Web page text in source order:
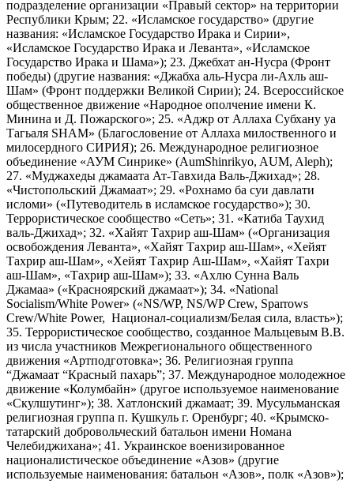
подразделение организации «Правый сектор» на территории
Республики Крым; 22. «Исламское государство» (другие
названия: «Исламское Государство Ирака и Сирии»,
«Исламское Государство Ирака и Леванта», «Исламское
Государство Ирака и Шама»); 23. Джебхат ан-Нусра (Фронт
победы) (другие названия: «Джабха аль-Нусра ли-Ахль аш-
Шам» (Фронт поддержки Великой Сирии); 24. Всероссийское
общественное движение «Народное ополчение имени К.
Минина и Д. Пожарского»; 25. «Аджр от Аллаха Субхану уа
Тагьаля SHAM» (Благословение от Аллаха милоственного и
милосердного СИРИЯ); 26. Международное религиозное
объединение «АУМ Синрике» (AumShinrikyo, AUM, Aleph);
27. «Муджахеды джамаата Ат-Тавхида Валь-Джихад»; 28.
«Чистопольский Джамаат»; 29. «Рохнамо ба суи давлати
исломи» («Путеводитель в исламское государство»); 30.
Террористическое сообщество «Сеть»; 31. «Катиба Таухид
валь-Джихад»; 32. «Хайят Тахрир аш-Шам» («Организация
освобождения Леванта», «Хайят Тахрир аш-Шам», «Хейят
Тахрир аш-Шам», «Хейят Тахрир Аш-Шам», «Хайят Тахри
аш-Шам», «Тахрир аш-Шам»); 33. «Ахлю Сунна Валь
Джамаа» («Красноярский джамаат»); 34. «National
Socialism/White Power» («NS/WP, NS/WP Crew, Sparrows
Crew/White Power, Национал-социализм/Белая сила, власть»);
35. Террористическое сообщество, созданное Мальцевым В.В.
из числа участников Межрегионального общественного
движения «Артподготовка»; 36. Религиозная группа
“Джамаат “Красный пахарь”; 37. Международное молодежное
движение «Колумбайн» (другое используемое наименование
«Скулшутинг»); 38. Хатлонский джамаат; 39. Мусульманская
религиозная группа п. Кушкуль г. Оренбург; 40. «Крымско-
татарский добровольческий батальон имени Номана
Челебиджихана»; 41. Украинское военизированное
националистическое объединение «Азов» (другие
используемые наименования: батальон «Азов», полк «Азов»);